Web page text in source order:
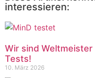
interessieren:
Wir sind
Tests!
10. März 2026